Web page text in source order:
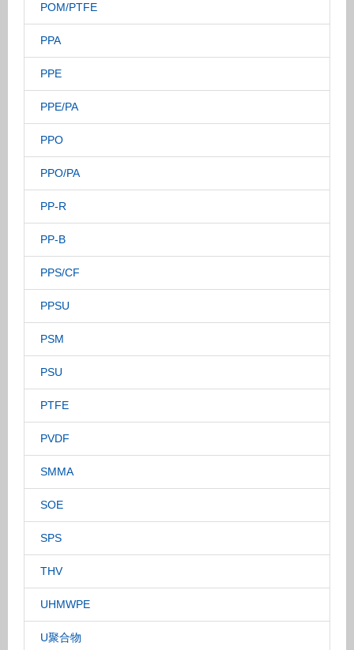
POM/PTFE
PPA
PPE
PPE/PA
PPO
PPO/PA
PP-R
PP-B
PPS/CF
PPSU
PSM
PSU
PTFE
PVDF
SMMA
SOE
SPS
THV
UHMWPE
U聚合物